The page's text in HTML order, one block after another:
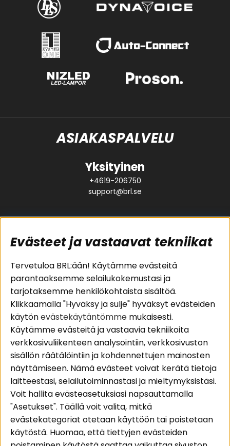
ASIAKASPALVELU
Yksityinen
+4619-206750
support@brl.se
Suositut sivut
Pakettiratkaisut
Autostereot
Kaiuttimet
Päätevahvistimet
Lisätarvikkeet
Kaapelit
Asiakaspalvelu
Evästeet
Huolto- ja
takuutiedot
Ostoehdot
Palautus
Tietosuojapolitiikka
Alueet
Autohifi
Kotihifi
Uutuudet
Seuraa meitä
Instagram
Facebook
Youtube
Evästeet ja vastaavat tekniikat
Tervetuloa BRL:ään! Käytämme evästeitä
parantaaksemme selailukokemustasi ja
tarjotaksemme henkilökohtaista sisältöä.
Klikkaamalla "Hyväksy ja sulje" hyväksyt evästeiden
käytönevästekäytäntömme mukaisesti.
Käytämme evästeitä ja vastaavia tekniikoita
verkkosivuliikenteen analysointiin, verkkosivuston
sisällön räätälöintiin ja kohdennettujen mainosten
näyttämiseen. Nämä evästeet voivat kerätä tietoja
laitteestasi, selailutoiminnastasi ja mieltymyksistäsi.
Voit hallita evästeasetuksiasi napsauttamalla
"Asetukset". Täällä voit valita, mitkä
evästekategoriat otetaan käyttöön tai poistetaan
käytöstä. Huomaa, että tiettyjen evästeiden